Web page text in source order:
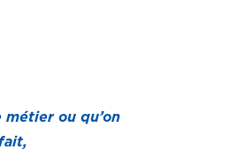
ou qu’on